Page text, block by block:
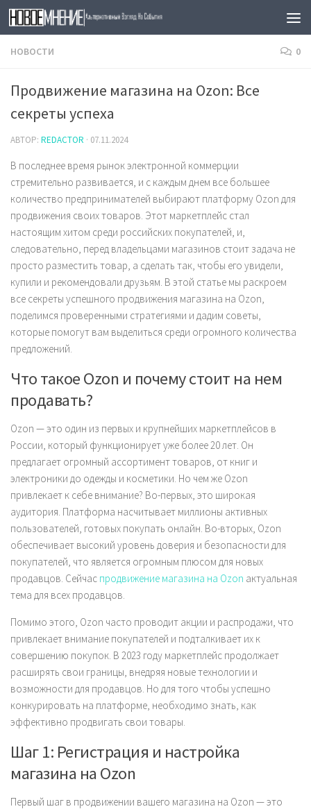
Skip to content
НОВОСТИ 0
Продвижение магазина на Ozon: Все
секреты успеха
АВТОР: REDACTOR · 07.11.2024
В последнее время рынок электронной коммерции
стремительно развивается, и с каждым днем все большее
количество предпринимателей выбирают платформу Ozon для
продвижения своих товаров. Этот маркетплейс стал
настоящим хитом среди российских покупателей, и,
следовательно, перед владельцами магазинов стоит задача не
просто разместить товар, а сделать так, чтобы его увидели,
купили и рекомендовали друзьям. В этой статье мы раскроем
все секреты успешного продвижения магазина на Ozon,
поделимся проверенными стратегиями и дадим советы,
которые помогут вам выделиться среди огромного количества
предложений.
Что такое Ozon и почему стоит на нем
продавать?
Ozon — это один из первых и крупнейших маркетплейсов в
России, который функционирует уже более 20 лет. Он
предлагает огромный ассортимент товаров, от книг и
электроники до одежды и косметики. Но чем же Ozon
привлекает к себе внимание? Во-первых, это широкая
аудитория. Платформа насчитывает миллионы активных
пользователей, готовых покупать онлайн. Во-вторых, Ozon
обеспечивает высокий уровень доверия и безопасности для
покупателей, что является огромным плюсом для новых
продавцов. Сейчас продвижение магазина на Ozon актуальная
тема для всех продавцов.
Помимо этого, Ozon часто проводит акции и распродажи, что
привлекает внимание покупателей и подталкивает их к
совершению покупок. В 2023 году маркетплейс продолжает
расширять свои границы, внедряя новые технологии и
возможности для продавцов. Но для того чтобы успешно
конкурировать на платформе, необходимо знать, как
эффективно продвигать свои товары.
Шаг 1: Регистрация и настройка
магазина на Ozon
Первый шаг в продвижении вашего магазина на Ozon — это